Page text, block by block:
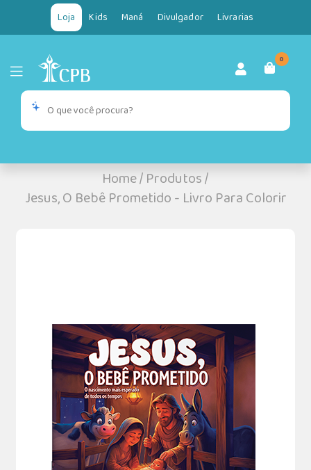
Loja Kids Maná Divulgador Livrarias
0
Home/Produtos/
Jesus, O Bebê Prometido - Livro Para Colorir